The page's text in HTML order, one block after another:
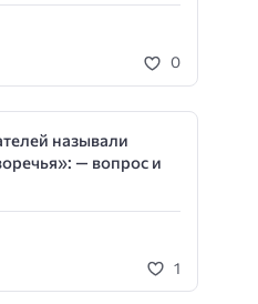
0
называли
— вопрос и
1